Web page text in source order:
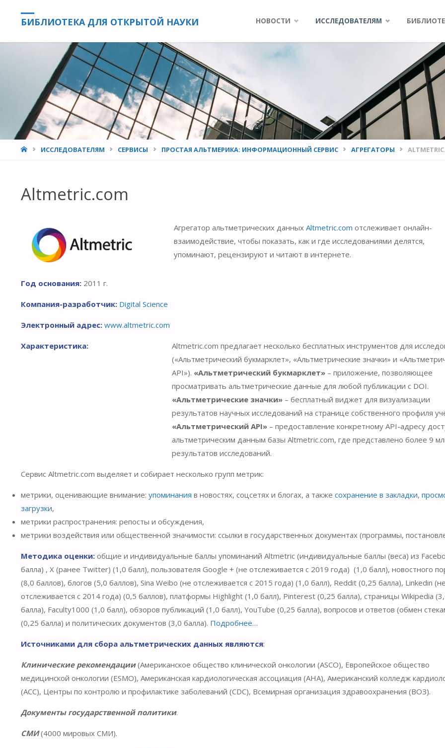
БИБЛИОТЕКА ДЛЯ ОТКРЫТОЙ НАУКИ НОВОСТИ ИССЛЕДОВАТЕЛЯМ
HOMEИССЛЕДОВАТЕЛЯМ СЕРВИСЫ ПРОСТАЯ АЛЬТМЕРИКА: ИНФОРМАЦИОННЫЙ СЕРВИС АГРЕГАТОРЫ
Altmetric.com
Агрегатор альтметрических данныхAltmetric.com отслеживает онлайн-
взаимодействие, чтобы показать, как и где исследованиями делятся,
упоминают, рецензируют и читают в интернете.
Год основания: 2011 г.
Компания-разработчик: Digital Science
Электронный адрес: www.altmetric.com
Характеристика:
Altmetric.com предлагает несколько бесплатных инструментов для
(«Альтметрический букмарклет», «Альтметрические значки» и
API»). «Альтметрический букмарклет» – приложение, позволяющее
просматривать альтметрические данные для любой публикации с DOI.
«Альтметрические значки» – бесплатный виджет для визуализации
результатов научных исследований на странице собственного профиля
«Альтметрический API» – предоставление конкретному API-адресу
альтметрическим данным базы Altmetric.com, где представлено более 9
результатов исследований.
Сервис Altmetric.com выделяет и собирает несколько групп метрик:
метрики, оценивающие внимание: упоминания в новостях, соцсетях и блогах, а также сохранение в закладки,
загрузки,
метрики распространения: репосты и обсуждения,
метрики воздействия или общественной значимости: ссылки в государственных документах (программы,
Методика оценки: общие и индивидуальные баллы упоминаний Altmetric (индивидуальные баллы (веса) из
балла) , X (ранее Twitter) (1,0 балл), пользователя Google + (не отслеживается с 2019 года) (1,0 балл), новостного
(8,0 баллов), блогов (5,0 баллов), Sina Weibo (не отслеживается с 2015 года) (1,0 балл), Reddit (0,25 балла), Linkedin
отслеживается с 2014 года) (0,5 баллов), платформы Highlight (1,0 балл), Pinterest (0,25 балла), страницы Wikipedia
балла), Faculty1000 (1,0 балл), обзоров публикаций (1,0 балл), YouTube (0,25 балла), вопросов и ответов (обмен
(0,25 балла) и политических документов (3,0 балла). Подробнее…
Источниками для сбора альтметрических данных являются:
Клинические рекомендации(Американское общество клинической онкологии (ASCO), Европейское общество
медицинской онкологии (ESMO), Американская кардиологическая ассоциация (AHA), Американский колледж
(ACC), Центры по контролю и профилактике заболеваний (CDC), Всемирная организация здравоохранения (ВОЗ).
Документы государственной политики.
СМИ(4000 мировых СМИ).